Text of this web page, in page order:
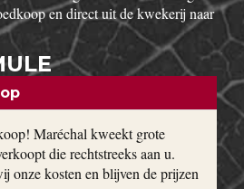
en direct uit de kwekerij naar
Maréchal kweekt grote
die rechtstreeks aan u.
onze kosten en blijven de prijzen